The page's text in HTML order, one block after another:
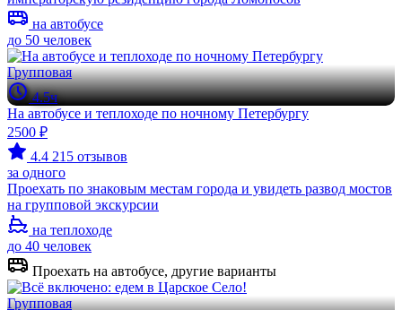
на автобусе
до 50 человек
Групповая
4.5ч
На автобусе и теплоходе по ночному Петербургу
2500 ₽
4.4 215 отзывов
за одного
Проехать по знаковым местам города и увидеть развод мостов
на групповой экскурсии
на теплоходе
до 40 человек
Проехать на автобусе, другие варианты
Групповая